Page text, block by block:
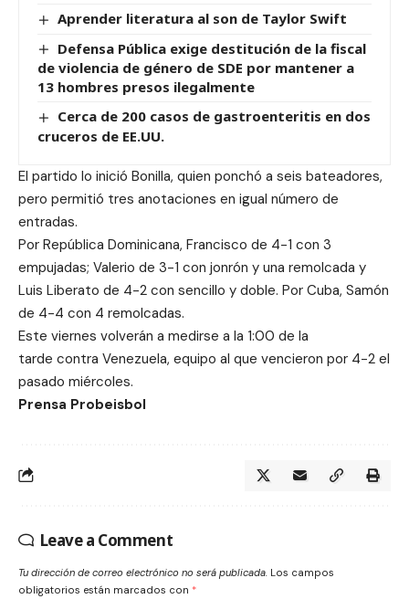
Aprender literatura al son de Taylor Swift
Defensa Pública exige destitución de la fiscal
de violencia de género de SDE por mantener a
13 hombres presos ilegalmente
Cerca de 200 casos de gastroenteritis en dos
cruceros de EE.UU.
El partido lo inició Bonilla, quien ponchó a seis bateadores,
pero permitió tres anotaciones en igual número de
entradas.
Por República Dominicana, Francisco de 4-1 con 3
empujadas; Valerio de 3-1 con jonrón y una remolcada y
Luis Liberato de 4-2 con sencillo y doble. Por Cuba, Samón
de 4-4 con 4 remolcadas.
Este viernes volverán a medirse a la 1:00 de la
tarde contra Venezuela, equipo al que vencieron por 4-2 el
pasado miércoles.
Prensa Probeisbol
Leave a Comment
Tu dirección de correo electrónico no será publicada. Los campos
obligatorios están marcados con *